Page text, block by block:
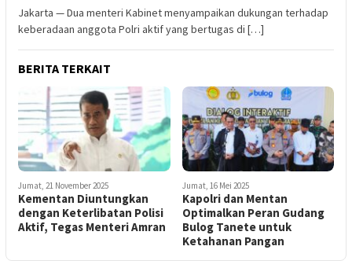
Jakarta — Dua menteri Kabinet menyampaikan dukungan terhadap
keberadaan anggota Polri aktif yang bertugas di […]
BERITA TERKAIT
Jumat, 21 November 2025
Kementan Diuntungkan
dengan Keterlibatan Polisi
Aktif, Tegas Menteri Amran
Jumat, 16 Mei 2025
Kapolri dan Mentan
Optimalkan Peran Gudang
Bulog Tanete untuk
Ketahanan Pangan